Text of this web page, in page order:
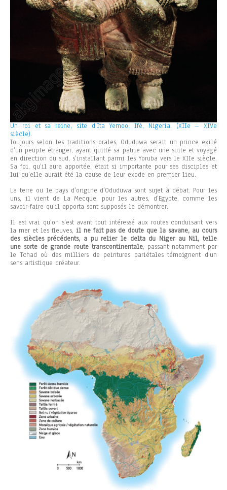
Un roi et sa reine, site d’Ita Yemoo, Ifè, Nigeria, (XIIe – XIVe
siècle).
Toujours selon les traditions orales, Oduduwa serait un prince exilé
d’un peuple étranger, ayant quitté sa patrie avec une suite et voyagé
en direction du sud, s’installant parmi les Yoruba vers le XIIe siècle.
Sa foi, qu’il aura apportée, était si importante pour ses disciples et
lui qu’elle aurait été la cause de leur exode en premier lieu.
La terre ou le pays d’origine d’Oduduwa sont sujet à débat. Pour les
uns, il vient de La Mecque, pour les autres, d’Egypte, comme les
savoir-faire qu’il apporta sont supposés le démontrer.
Il est vrai qu’on s’est avant tout intéressé aux routes conduisant vers
la mer et les fleuves, il ne fait pas de doute que la savane, au cours
des siècles précédents, a pu relier le delta du Niger au Nil, telle
une sorte de grande route transcontinentale, passant notamment par
le Tchad où des milliers de peintures pariétales témoignent d’un
sens artistique créateur.